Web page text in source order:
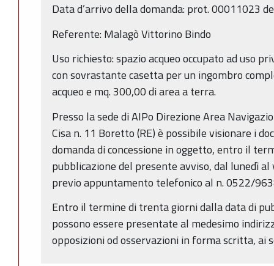
Data d’arrivo della domanda: prot. 00011023
Referente: Malagò Vittorino Bindo
Uso richiesto: spazio acqueo occupato ad uso
con sovrastante casetta per un ingombro
acqueo e mq. 300,00 di area a terra.
Presso la sede di AIPo Direzione Area
Cisa n. 11 Boretto (RE) è possibile visionare i
domanda di concessione in oggetto, entro il
pubblicazione del presente avviso, dal lunedì
previo appuntamento telefonico al n. 0522/
Entro il termine di trenta giorni dalla data di
possono essere presentate al medesimo
opposizioni od osservazioni in forma scritta, ai